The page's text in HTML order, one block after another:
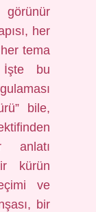
görünür
her
tema
bu
bile,
anlatı
kürün
ve
bir